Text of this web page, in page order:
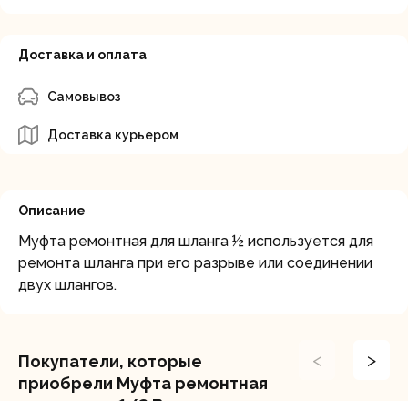
Доставка и оплата
Самовывоз
Доставка курьером
Описание
Муфта ремонтная для шланга ½ используется для
ремонта шланга при его разрыве или соединении
двух шлангов.
Покупатели, которые
приобрели Муфта ремонтная
< >